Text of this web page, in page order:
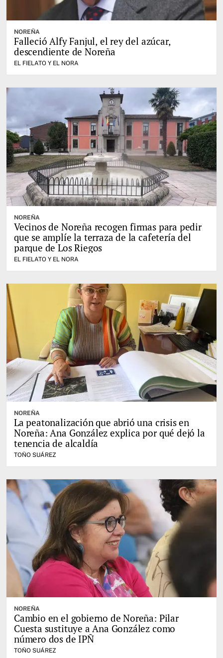
NOREÑA
Falleció Alfy Fanjul, el rey del azúcar,
descendiente de Noreña
EL FIELATO Y EL NORA
NOREÑA
Vecinos de Noreña recogen firmas para pedir
que se amplíe la terraza de la cafetería del
parque de Los Riegos
EL FIELATO Y EL NORA
NOREÑA
La peatonalización que abrió una crisis en
Noreña: Ana González explica por qué dejó la
tenencia de alcaldía
TOÑO SUÁREZ
NOREÑA
Cambio en el gobierno de Noreña: Pilar
Cuesta sustituye a Ana González como
número dos de IPÑ
TOÑO SUÁREZ